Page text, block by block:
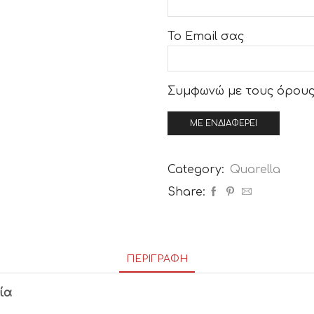
Το Email σας
Συμφωνώ με τους
Category: Quarella
Share:
ΠΕΡΙΓΡΑΦΉ